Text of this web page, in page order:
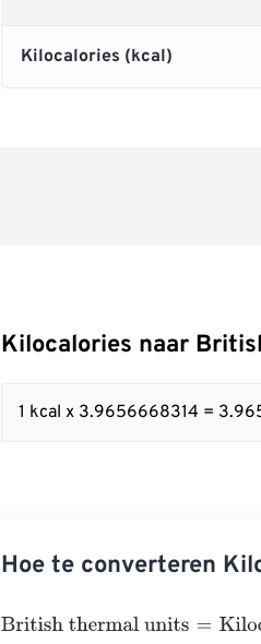
Kilocalories naar
1 kcal x 3.9656668314 =
Hoe te converteren
British thermal units=